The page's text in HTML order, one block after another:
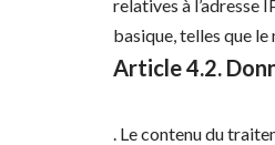
relatives à l’adresse
basique, telles que
Article 4.2.
. Le contenu du